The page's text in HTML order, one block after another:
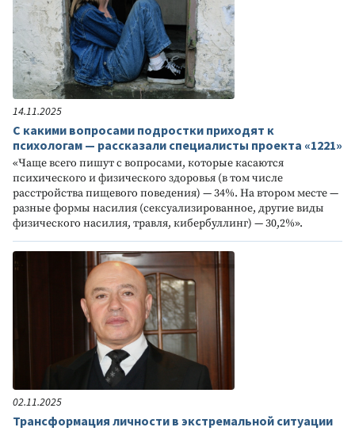
14.11.2025
С какими вопросами подростки приходят к
психологам — рассказали специалисты проекта «1221»
«Чаще всего пишут с вопросами, которые касаются
психического и физического здоровья (в том числе
расстройства пищевого поведения) — 34%. На втором месте —
разные формы насилия (сексуализированное, другие виды
физического насилия, травля, кибербуллинг) — 30,2%».
02.11.2025
Трансформация личности в экстремальной ситуации